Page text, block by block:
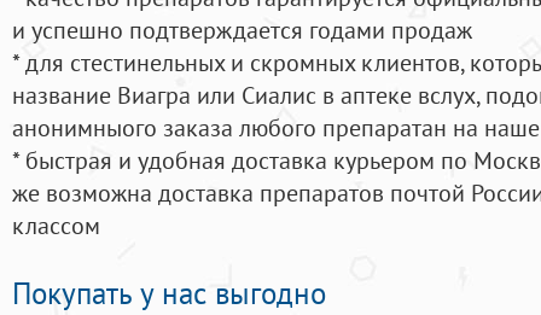
и успешно подтверждается годами продаж
* для стестинельных и скромных клиентов,
название Виагра или Сиалис в аптеке вслух,
анонимныого заказа любого препаратан на
* быстрая и удобная доставка курьером по
же возможна доставка препаратов почтой
классом
Покупать у нас выгодно